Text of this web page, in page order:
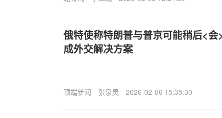
俄特使称特朗普与普京可能稍后<会
成外交解决方案
顶端新闻 张泉灵 2026-02-06 15:35:30